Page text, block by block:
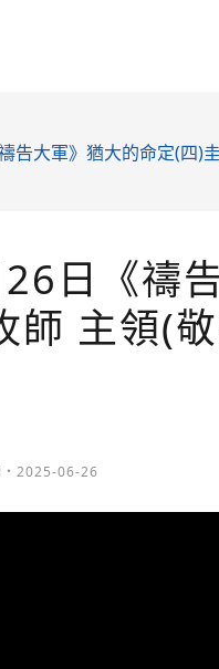
告大軍》猶大的命定(四)
日《禱
師 主領(
・2025-06-26